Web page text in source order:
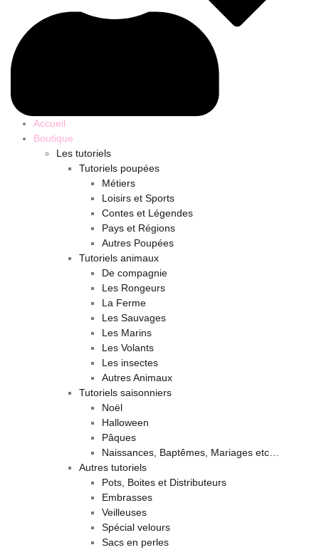
Accueil
Boutique
Les tutoriels
Tutoriels poupées
Métiers
Loisirs et Sports
Contes et Légendes
Pays et Régions
Autres Poupées
Tutoriels animaux
De compagnie
Les Rongeurs
La Ferme
Les Sauvages
Les Marins
Les Volants
Les insectes
Autres Animaux
Tutoriels saisonniers
Noël
Halloween
Pâques
Naissances, Baptêmes, Mariages etc…
Autres tutoriels
Pots, Boites et Distributeurs
Embrasses
Veilleuses
Spécial velours
Sacs en perles